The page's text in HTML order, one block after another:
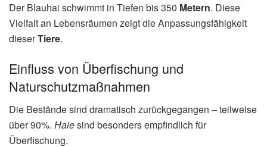
Der Blauhai schwimmt in Tiefen bis 350 Metern. Diese
Vielfalt an Lebensräumen zeigt die Anpassungsfähigkeit
dieserTiere.
Einfluss von Überfischung und
Naturschutzmaßnahmen
Die Bestände sind dramatisch zurückgegangen – teilweise
über 90%. Haiesind besonders empfindlich für
Überfischung.